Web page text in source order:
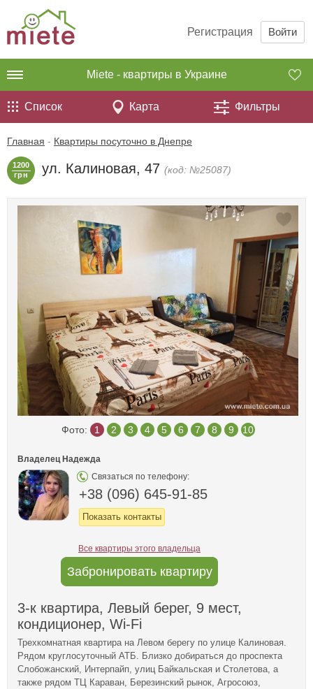
Регистрация Войти
Miete - квартиры в Украине
Список Карта Фильтры
Главная - Квартиры посуточно в Днепре
1200
грн
ул. Калиновая, 47 (код: №25087)
Фото: 1 2 3 4 5 6 7 8 9 10
Владелец Надежда
Связаться по телефону:
+38 (096) 645-91-85
Показать контакты
Все квартиры этого владельца
Забронировать квартиру
3-к квартира, Левый берег, 9 мест,
кондиционер, Wi-Fi
Трехкомнатная квартира на Левом берегу по улице Калиновая.
Рядом круглосуточный АТБ. Близко добираться до проспекта
Слобожанский, Интерпайп, улиц Байкальская и Столетова, а
также рядом ТЦ Караван, Березинский рынок, Агросоюз,